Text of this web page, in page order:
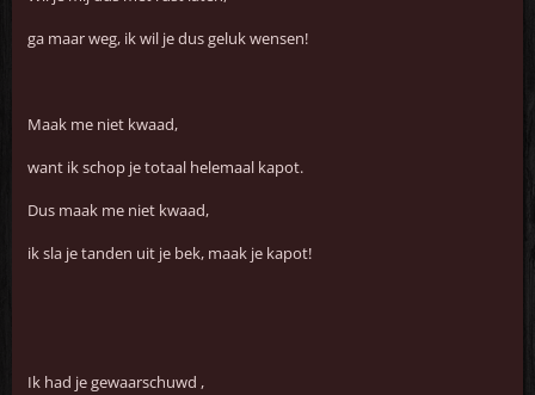
ga maar weg, ik wil je dus geluk wensen!
Maak me niet kwaad,
want ik schop je totaal helemaal kapot.
Dus maak me niet kwaad,
ik sla je tanden uit je bek, maak je kapot!
Ik had je gewaarschuwd ,